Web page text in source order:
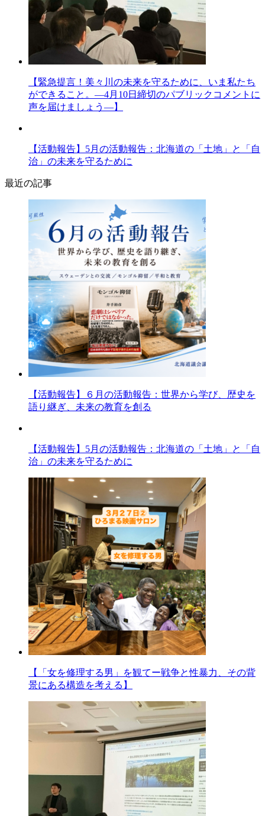
【緊急提言！美々川の未来を守るために、いま私たち
ができること。―4月10日締切のパブリックコメントに
声を届けましょう―】
【活動報告】5月の活動報告：北海道の「土地」と「自
治」の未来を守るために
最近の記事
【活動報告】６月の活動報告：世界から学び、歴史を
語り継ぎ、未来の教育を創る
【活動報告】5月の活動報告：北海道の「土地」と「自
治」の未来を守るために
【「女を修理する男」を観てー戦争と性暴力、その背
景にある構造を考える】